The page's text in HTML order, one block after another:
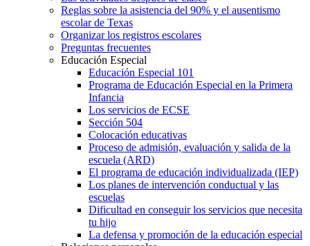
Reglas sobre la asistencia del 90% y el ausentismo
escolar de Texas
Organizar los registros escolares
Preguntas frecuentes
Educación Especial
Educación Especial 101
Programa de Educación Especial en la Primera
Infancia
Los servicios de ECSE
Sección 504
Colocación educativas
Proceso de admisión, evaluación y salida de la
escuela (ARD)
El programa de educación individualizada (IEP)
Los planes de intervención conductual y las
escuelas
Dificultad en conseguir los servicios que necesita
tu hijo
La defensa y promoción de la educación especial